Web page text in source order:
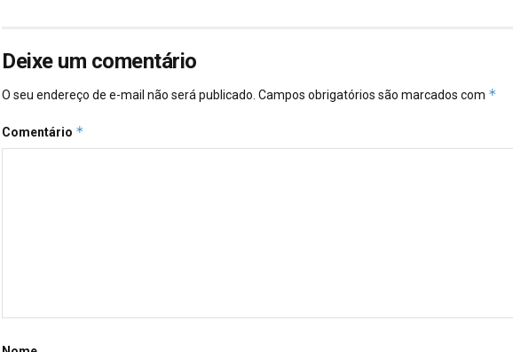
Deixe um comentário
O seu endereço de e-mail não será publicado. Campos obrigatórios são marcados com *
Comentário *